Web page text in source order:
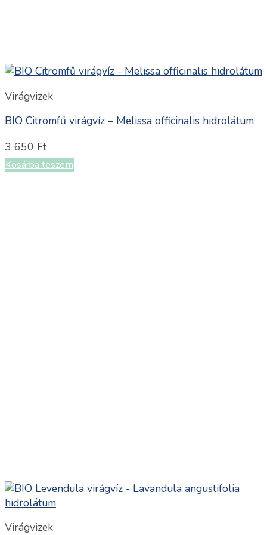
Virágvizek
BIO Citromfű virágvíz – Melissa officinalis hidrolátum
3 650 Ft
Kosárba teszem
Virágvizek